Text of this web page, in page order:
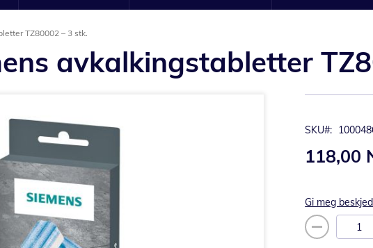
TZ80002 – 3 stk.
avkalkingstabletter
SKU
118,00
Gi meg